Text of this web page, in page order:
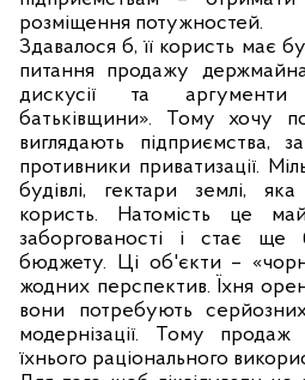
розміщення потужностей.
Здавалося б, її користь має
питання продажу
дискусії та аргументи
батьківщини». Тому хочу
виглядають підприємства,
противники приватизації.
будівлі, гектари землі,
користь. Натомість це
заборгованості і стає ще
бюджету. Ці об'єкти –
жодних перспектив. Їхня
вони потребують
модернізації. Тому
їхнього раціонального